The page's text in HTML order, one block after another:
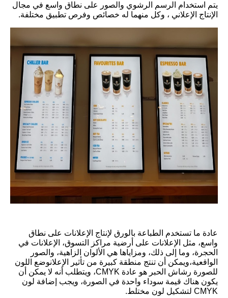
يتم استخدام الرسم الرشوي والصور على نطاق واسع في مجال
الإنتاج الإعلاني ، وكل منهما له خصائص وفرص تطبيق مختلفة.
عادة ما تستخدم الطباعة بالورق لإنتاج الإعلانات على نطاق
واسع، مثل الإعلانات على أرضية مراكز التسوق، الإعلانات في
الحجرة، وما إلى ذلك، ومزاياها هي الألوان الزاهية، والصور
الواقعية،ويمكن أن تنتج منطقة كبيرة من تأثير الإعلانوضع اللون
للصورة رشاش الحبر هو عادة CMYK، ويتطلب أنه لا يمكن أن
يكون هناك قيمة سوداء واحدة في الصورة، ويجب إضافة لون
CMYK لتشكيل لون مختلط.